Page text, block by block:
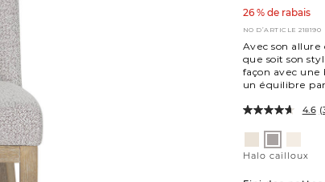
26 % de rabais
NO D’ARTICLE 218190
Avec son
que soit son
façon avec
un équilibre
4.6
Variations
naturelcailloux
ivoire
Halo cailloux